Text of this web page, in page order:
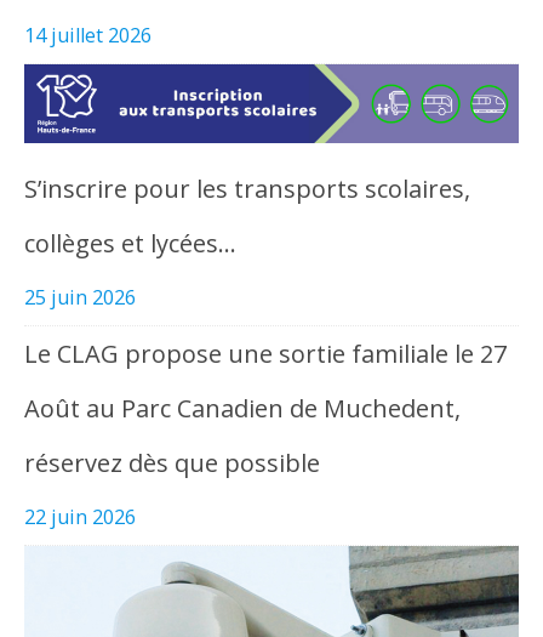
14 juillet 2026
S’inscrire pour les transports scolaires,
collèges et lycées…
25 juin 2026
Le CLAG propose une sortie familiale le 27
Août au Parc Canadien de Muchedent,
réservez dès que possible
22 juin 2026